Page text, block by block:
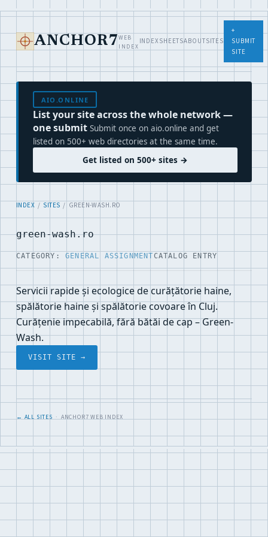
ANCHOR7 WEB
INDEX
INDEXSHEETSABOUTSITES
+
SUBMIT
SITE
AIO.ONLINE
List your site across the whole network —
one submit Submit once on aio.online and get
listed on 500+ web directories at the same time.
Get listed on 500+ sites →
INDEX / SITES / GREEN-WASH.RO
green-wash.ro
CATEGORY: GENERAL ASSIGNMENT CATALOG ENTRY
Servicii rapide și ecologice de curățătorie haine,
spălătorie haine și spălătorie covoare în Cluj.
Curățenie impecabilă, fără bătăi de cap – Green-
Wash.
VISIT SITE →
← ALL SITES· ANCHOR7 WEB INDEX